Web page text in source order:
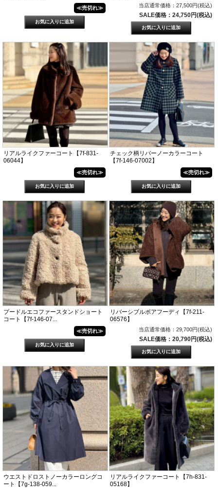
≪売切れ≫ 当店通常価格：27,500円(税込)
SALE価格：24,750円(税込)
リアルライクファーコート【7f-831-
06044】
≪売切れ≫
チェック柄リバーノーカラーコート
【7f-146-07002】
≪売切れ≫
プードルエコファースタンドショート
コート【7f-146-07...
≪売切れ≫
リバーシブルボアフーディ【7f-211-
06576】
当店通常価格：29,700円(税込)
SALE価格：20,790円(税込)
ウエストドロストノーカラーロングコ
ート【7g-138-059...
リアルライクファーコート【7h-831-
05168】